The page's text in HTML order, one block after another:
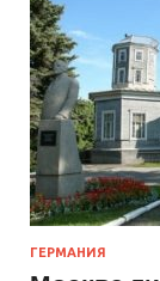
ГЕРМАНИЯ